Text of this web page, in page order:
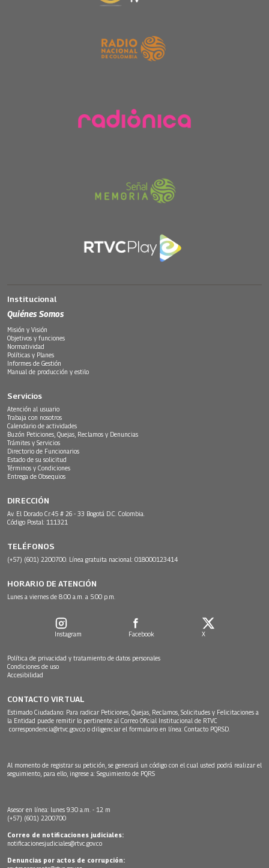
Institucional
Quiénes Somos
Misión y Visión
Objetivos y funciones
Normatividad
Políticas y Planes
Informes de Gestión
Manual de producción y estilo
Servicios
Atención al usuario
Trabaja con nosotros
Calendario de actividades
Buzón Peticiones, Quejas, Reclamos y Denuncias
Trámites y Servicios
Directorio de Funcionarios
Estado de su solicitud
Términos y Condiciones
Entrega de Obsequios
DIRECCIÓN
Av. El Dorado Cr.45 # 26 - 33 Bogotá D.C. Colombia.
Código Postal: 111321
TELÉFONOS
(+57) (601) 2200700. Línea gratuita nacional: 018000123414
HORARIO DE ATENCIÓN
Lunes a viernes de 8:00 a.m. a 5:00 p.m.
Instagram Facebook X
Política de privacidad y tratamiento de datos personales
Condiciones de uso
Accesibilidad
CONTACTO VIRTUAL
Estimado Ciudadano: Para radicar Peticiones, Quejas, Reclamos, Solicitudes y Felicitaciones a
la Entidad puede remitir lo pertinente al Correo Oficial Institucional de RTVC
correspondencia@rtvc.gov.co o diligenciar el formulario en línea: Contacto PQRSD.
Al momento de registrar su petición, se generará un código con el cual usted podrá realizar el
seguimiento, para ello, ingrese a: Seguimiento de PQRS
Asesor en línea: lunes 9:30 a.m. - 12 m
(+57) (601) 2200700
Correo de notificaciones judiciales:
notificacionesjudiciales@rtvc.gov.co
Denuncias por actos de corrupción: